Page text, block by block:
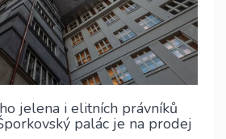
jelena i elitních právníků
palác je na prodej